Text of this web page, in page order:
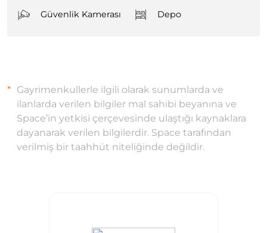
Güvenlik Kamerası Depo
Gayrimenkullerle ilgili olarak sunumlarda ve
ilanlarda verilen bilgiler mal sahibi beyanına ve
Space’in yetkisi çerçevesinde ulaştığı kaynaklara
dayanarak verilen bilgilerdir. Space tarafından
verilmiş bir taahhüt niteliğinde değildir.